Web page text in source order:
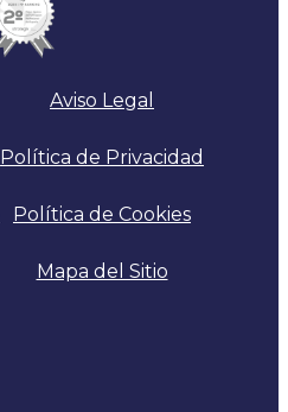
Aviso Legal
Política de Privacidad
Política de Cookies
Mapa del Sitio